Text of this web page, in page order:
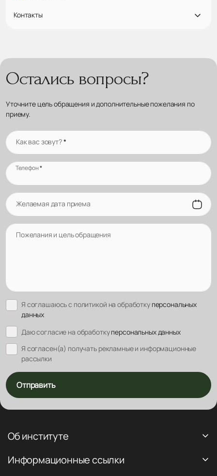
Контакты
Остались вопросы?
Уточните цель обращения и дополнительные пожелания по
приему.
Как вас зовут?*
Телефон*
Желаемая дата приема
Пожелания и цель обращения
Я соглашаюсь с политикой на обработку персональных
данных
Даю согласие на обработкуперсональных данных
Я согласен(а) получать рекламные и информационные
рассылки
Отправить
Об институте
Информационные ссылки